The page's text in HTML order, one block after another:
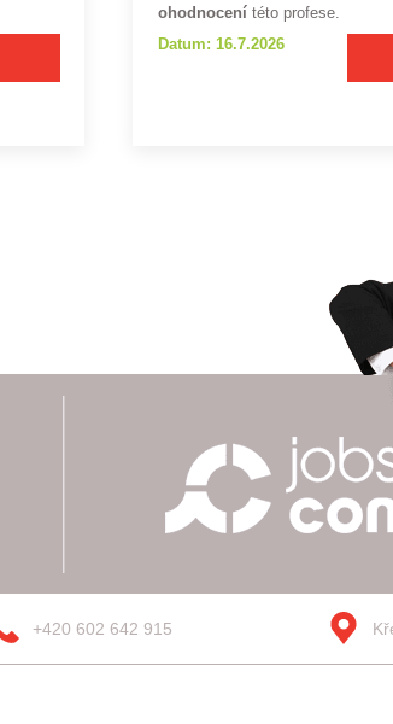
ohodnocení této profese.
Datum: 16.7.2026
+420 602 642 915